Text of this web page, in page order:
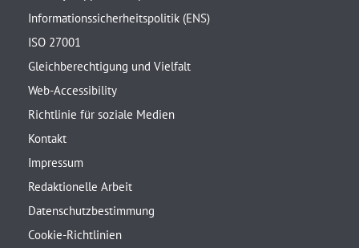
Informationssicherheitspolitik (ENS)
ISO 27001
Gleichberechtigung und Vielfalt
Web-Accessibility
Richtlinie für soziale Medien
Kontakt
Impressum
Redaktionelle Arbeit
Datenschutzbestimmung
Cookie-Richtlinien